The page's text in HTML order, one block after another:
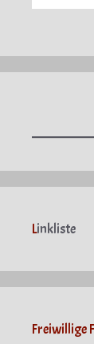
Linkliste
Freiwillige